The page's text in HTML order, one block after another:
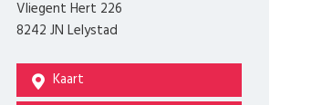
Vliegent Hert 226
8242 JN Lelystad
Kaart